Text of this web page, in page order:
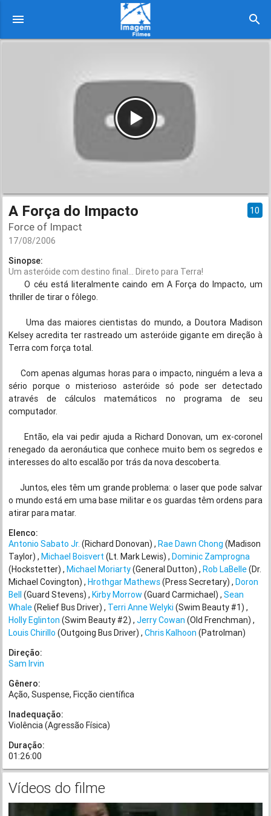
menu search
A Força do Impacto 10
Force of Impact
17/08/2006
Sinopse:
Um asteróide com destino final... Direto para Terra!
O céu está literalmente caindo em A Força do Impacto, um
thriller de tirar o fôlego.
Uma das maiores cientistas do mundo, a Doutora Madison
Kelsey acredita ter rastreado um asteróide gigante em direção à
Terra com força total.
Com apenas algumas horas para o impacto, ninguém a leva a
sério porque o misterioso asteróide só pode ser detectado
através de cálculos matemáticos no programa de seu
computador.
Então, ela vai pedir ajuda a Richard Donovan, um ex-coronel
renegado da aeronáutica que conhece muito bem os segredos e
interesses do alto escalão por trás da nova descoberta.
Juntos, eles têm um grande problema: o laser que pode salvar
o mundo está em uma base militar e os guardas têm ordens para
atirar para matar.
Elenco:
Antonio Sabato Jr. (Richard Donovan) Rae Dawn Chong (Madison
Taylor) Michael Boisvert (Lt. Mark Lewis) Dominic Zamprogna
(Hockstetter) Michael Moriarty(General Dutton) Rob LaBelle(Dr.
Michael Covington) Hrothgar Mathews(Press Secretary) Doron
Bell (Guard Stevens) Kirby Morrow (Guard Carmichael) Sean
Whale(Relief Bus Driver) Terri Anne Welyki (Swim Beauty #1)
Holly Eglinton (Swim Beauty #2) Jerry Cowan (Old Frenchman)
Louis Chirillo (Outgoing Bus Driver) Chris Kalhoon (Patrolman)
Direção:
Sam Irvin
Gênero:
Ação Suspense Ficção científica
Inadequação:
Violência (Agressão Física)
Duração:
01:26:00
Vídeos do filme